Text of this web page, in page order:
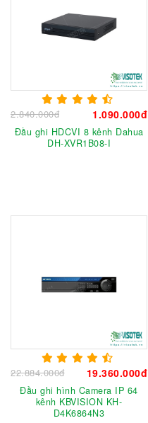
2.840.000đ 1.090.000đ
Đầu ghi HDCVI 8 kênh Dahua
DH-XVR1B08-I
22.884.000đ 19.360.000đ
Đầu ghi hình Camera IP 64
kênh KBVISION KH-
D4K6864N3